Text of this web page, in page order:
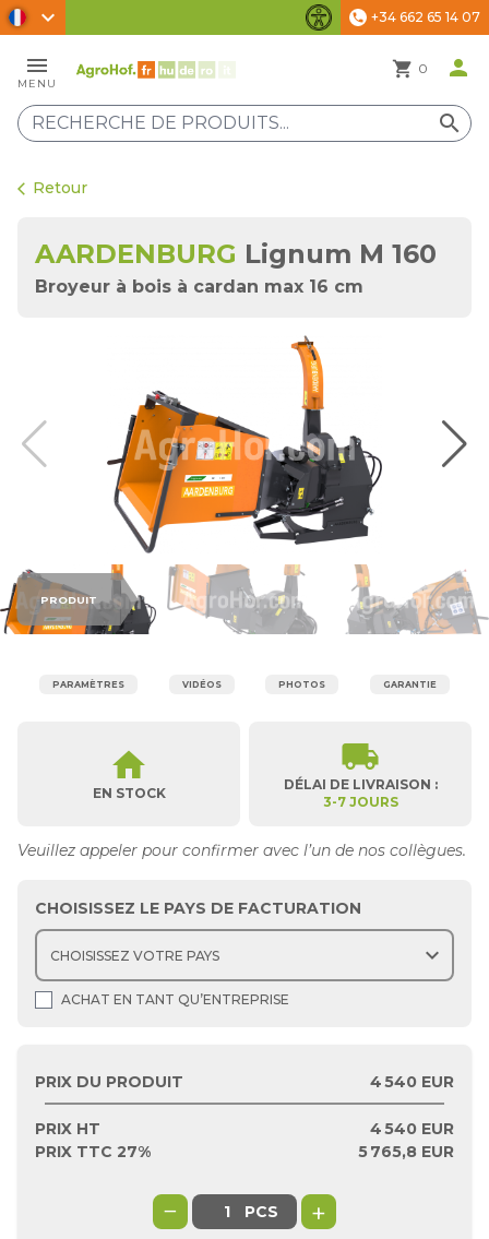
chevron_right
Paramètres d'accessibilité
phone +34 662 65 14 07
menu
MENU
shopping_cart 0 person
search
arrow_back_ios Retour
AARDENBURG Lignum M 160
Broyeur à bois à cardan max 16 cm
PRODUIT
PARAMÈTRES VIDÉOS PHOTOS GARANTIE
Veuillez appeler pour confirmer avec l’un de nos collègues.
home
EN STOCK
local_shipping
DÉLAI DE LIVRAISON :
3-7 JOURS
CHOISISSEZ LE PAYS DE FACTURATION
expand_more
ACHAT EN TANT QU’ENTREPRISE
PRIX DU PRODUIT 4 540 EUR
PRIX HT 4 540 EUR
PRIX TTC 27%
5 765,8 EUR
− PCS +